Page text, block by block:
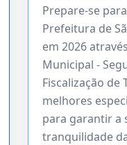
Prepare-se
Prefeitura de
em 2026
Municipal -
Fiscalização de
melhores
para garantir a
tranquilidade